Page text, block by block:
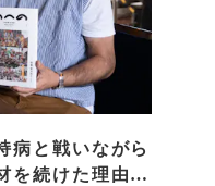
病と戦いながら
を続けた理由